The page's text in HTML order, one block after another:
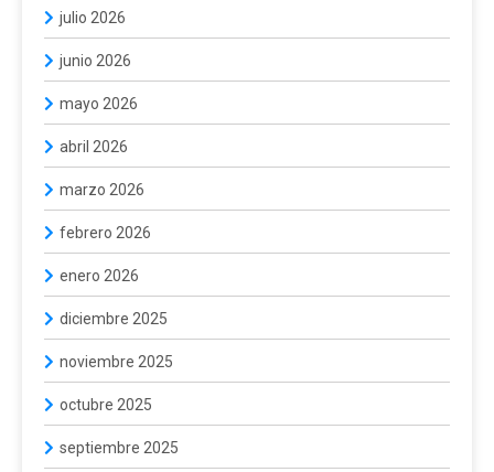
julio 2026
junio 2026
mayo 2026
abril 2026
marzo 2026
febrero 2026
enero 2026
diciembre 2025
noviembre 2025
octubre 2025
septiembre 2025